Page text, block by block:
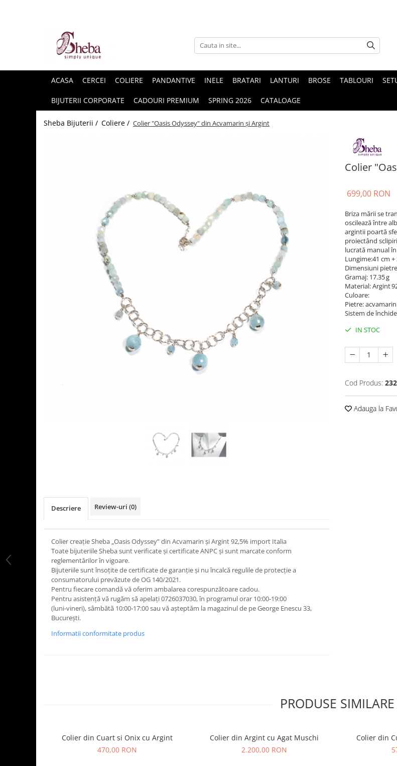
ACASA CERCEI COLIERE PANDANTIVE INELE BRATARI LANTURI BROSE TABLOURI
BIJUTERII CORPORATE CADOURI PREMIUM SPRING 2026 CATALOAGE
Sheba Bijuterii / Coliere / Colier "Oasis Odyssey" din Acvamarin și Argint
Colier
699,00 RON
Briza mării se
oscilează între
argintii poartă
proiectând
lucrată manual
Lungime:41 cm
Dimensiuni
Gramaj: 17.35 g
Material: Argint
Culoare:
Pietre: acvamarin
Sistem de
IN STOC
Cod Produs:
Adauga la
Descriere Review-uri (0)
Colier creație Sheba „Oasis Odyssey” din Acvamarin și Argint 92,5% import Italia
Toate bijuteriile Sheba sunt verificate şi certificate ANPC și sunt marcate conform
reglementărilor în vigoare.
Bijuteriile sunt însoţite de certificate de garanţie și nu încalcă regulile de protecție a
consumatorului prevăzute de OG 140/2021.
Pentru fiecare comandă vă oferim ambalarea corespunzătoare cadou.
Pentru asistență vă rugăm să apelați 0726037030, în programul orar 10:00‑19:00
(luni‑vineri), sâmbătă 10:00‑17:00 sau vă așteptăm la magazinul de pe George Enescu 33,
București.
Informatii conformitate produs
PRODUSE SIMILARE
Colier din Cuart si Onix cu Argint
470,00 RON
Colier din Argint cu Agat Muschi
2.200,00 RON
Colier din